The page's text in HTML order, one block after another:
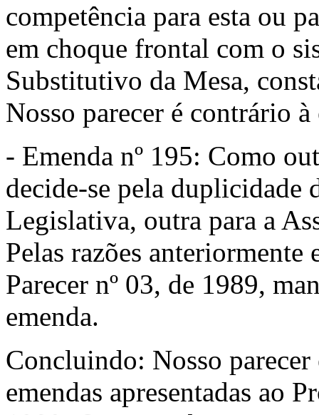
competência para esta ou
em choque frontal com o
Substitutivo da Mesa,
Nosso parecer é contrário à
- Emenda nº 195: Como
decide-se pela duplicidade
Legislativa, outra para a
Pelas razões anteriormente
Parecer nº 03, de 1989,
emenda.
Concluindo: Nosso
emendas apresentadas ao